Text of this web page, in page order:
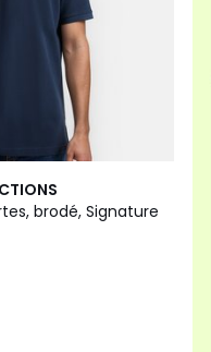
brodé, Signature